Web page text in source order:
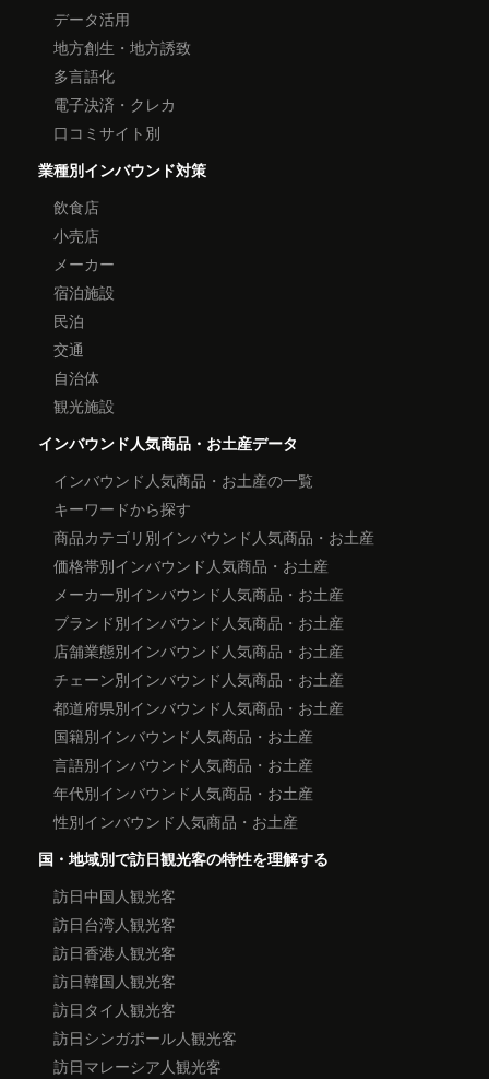
データ活用
地方創生・地方誘致
多言語化
電子決済・クレカ
口コミサイト別
業種別インバウンド対策
飲食店
小売店
メーカー
宿泊施設
民泊
交通
自治体
観光施設
インバウンド人気商品・お土産データ
インバウンド人気商品・お土産の一覧
キーワードから探す
商品カテゴリ別インバウンド人気商品・お土産
価格帯別インバウンド人気商品・お土産
メーカー別インバウンド人気商品・お土産
ブランド別インバウンド人気商品・お土産
店舗業態別インバウンド人気商品・お土産
チェーン別インバウンド人気商品・お土産
都道府県別インバウンド人気商品・お土産
国籍別インバウンド人気商品・お土産
言語別インバウンド人気商品・お土産
年代別インバウンド人気商品・お土産
性別インバウンド人気商品・お土産
国・地域別で訪日観光客の特性を理解する
訪日中国人観光客
訪日台湾人観光客
訪日香港人観光客
訪日韓国人観光客
訪日タイ人観光客
訪日シンガポール人観光客
訪日マレーシア人観光客